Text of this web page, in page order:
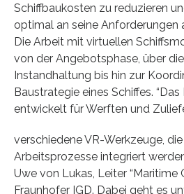
Schiffbaukosten zu reduzieren
optimal an seine Anforderungen
Die Arbeit mit virtuellen
von der Angebotsphase, über
Instandhaltung bis hin zur
Baustrategie eines Schiffes.
entwickelt für Werften und
verschiedene VR-Werkzeuge,
Arbeitsprozesse integriert
Uwe von Lukas, Leiter “Maritime
Fraunhofer IGD. Dabei geht es